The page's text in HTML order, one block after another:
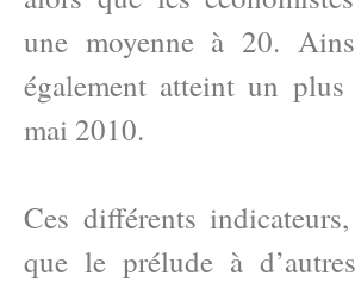
une moyenne à 20.
également atteint un
mai 2010.
Ces différents
que le prélude à